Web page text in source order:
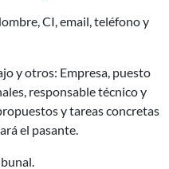
CI, email, teléfono y
y otros: Empresa, puesto
responsable técnico y
y tareas concretas
el pasante.